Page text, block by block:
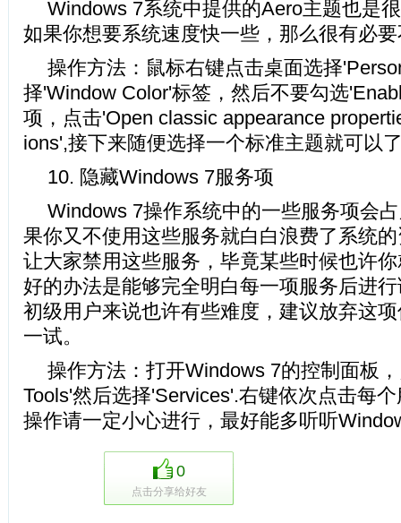
Windows 7系统中提供的Aero主题也是
如果你想要系统速度快一些，那么很有
操作方法：鼠标右键点击桌面选择
择'Window Color'标签，然后不要勾选
项，点击'Open classic appearance
ions',接下来随便选择一个标准主题就
10. 隐藏Windows 7服务项
Windows 7操作系统中的一些服务项会
果你又不使用这些服务就白白浪费了系统
让大家禁用这些服务，毕竟某些时候也许
好的办法是能够完全明白每一项服务后进
初级用户来说也许有些难度，建议放弃这
一试。
操作方法：打开Windows 7的控制面板
Tools'然后选择'Services'.右键依次点击每
操作请一定小心进行，最好能多听听
0
点击分享给好友